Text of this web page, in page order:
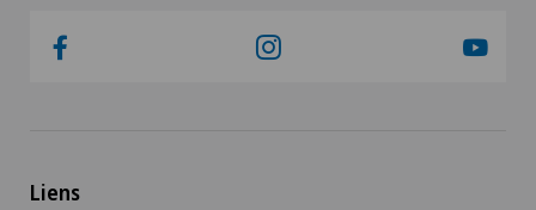
Liens